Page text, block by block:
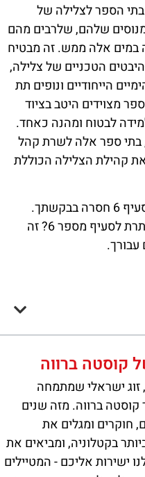
בתי הספר לצלילה של
שלהם, שלרבים מהם
במים אלה ממש. זה מבטיח
הטכניים של צלילה,
הייחודיים ונופים תת
מצוידים היטב בציוד
לבטוח ומהנה כאחד.
בתי ספר אלה לשרת קהל
קהילת הצלילה הכוללת
צר לי, אבל נראה שהכותרת של סעיף 6 חסרה בבקשתך.
אתה יכול בבקשה לספק את הכותרת לסעיף מספר 6? זה
עבורך.
קוסטה ברווה
זוג ישראלי שמתמחה
קוסטה ברווה. מזה שנים
חוקרים ומגלים את
בקטלוניה, ומביאים את
ישירות אליכם - המטיילים